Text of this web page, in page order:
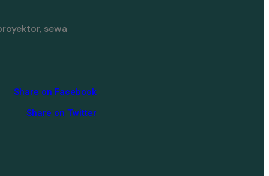
sewa
Share on Facebook
Share on Twitter